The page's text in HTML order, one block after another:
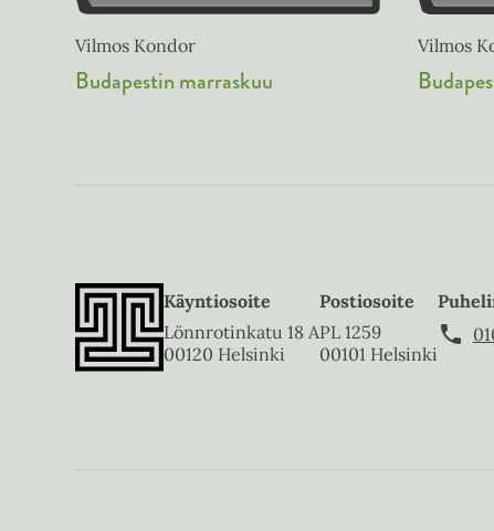
Vilmos Kondor
Budapestin marraskuu
Vilmos
Käyntiosoite
Lönnrotinkatu 18 A
00120 Helsinki
Postiosoite
PL 1259
00101 Helsinki